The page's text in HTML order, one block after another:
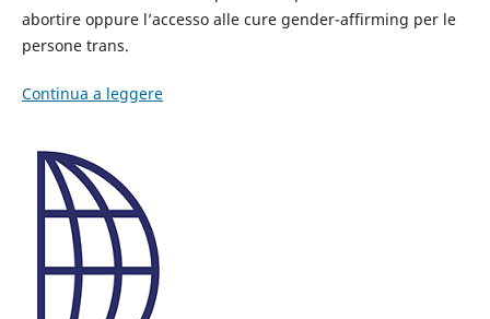
abortire oppure l’accesso alle cure gender-affirming per le
persone trans.
Continua a leggere